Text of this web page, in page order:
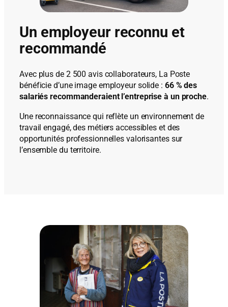
Un employeur reconnu et
recommandé
Avec plus de 2 500 avis collaborateurs, La Poste
bénéficie d’une image employeur solide : 66 % des
salariés recommanderaient l’entreprise à un proche.
Une reconnaissance qui reflète un environnement de
travail engagé, des métiers accessibles et des
opportunités professionnelles valorisantes sur
l’ensemble du territoire.